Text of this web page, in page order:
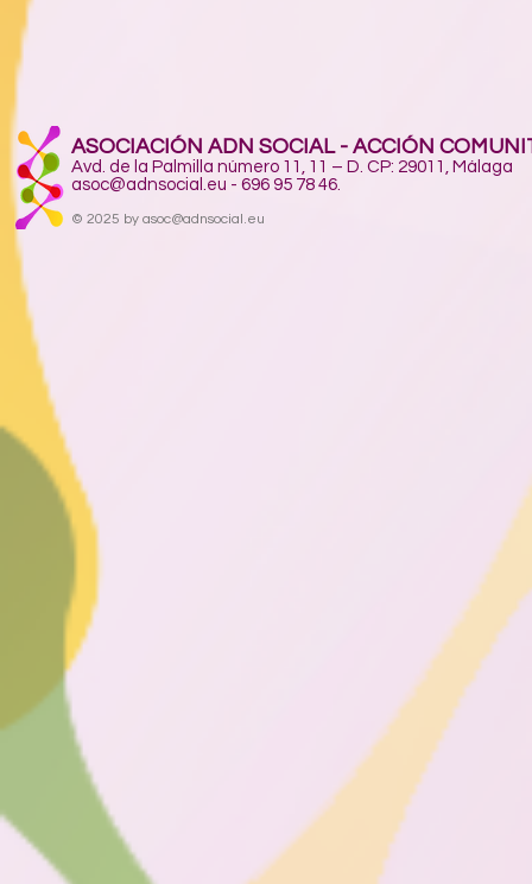
ASOCIACIÓN ADN SOCIAL - ACCIÓN
Avd. de la Palmilla número 11, 11 – D. CP: 29011, Málaga
asoc@adnsocial.eu - 696 95 78 46.
© 2025 by asoc@adnsocial.eu